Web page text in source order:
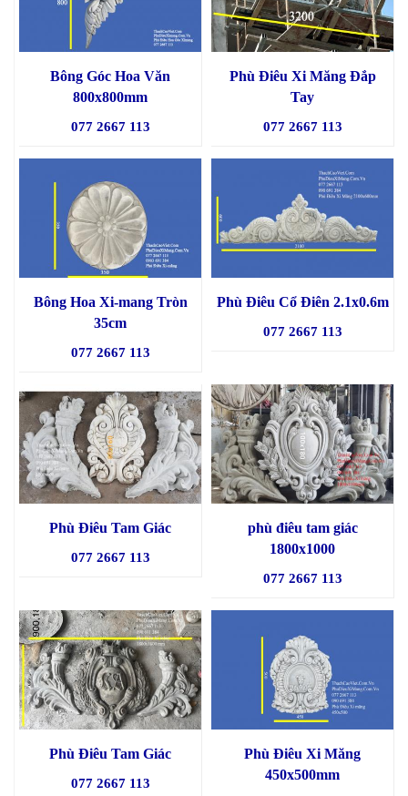
Bông Góc Hoa Văn
800x800mm
077 2667 113
Phù Điêu Xi Măng Đắp
Tay
077 2667 113
Bông Hoa Xi-mang Tròn
35cm
077 2667 113
Phù Điêu Cổ Điên 2.1x0.6m
077 2667 113
Phù Điêu Tam Giác
077 2667 113
phù điêu tam giác
1800x1000
077 2667 113
Phù Điêu Tam Giác
077 2667 113
Phù Điêu Xi Măng
450x500mm